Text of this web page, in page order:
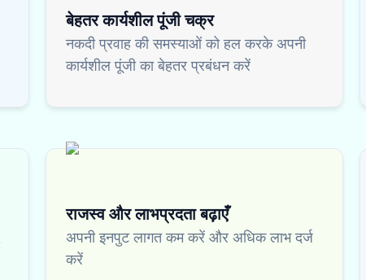
बेहतर कार्यशील पूंजी चक्र
नकदी प्रवाह की समस्याओं को हल करके अपनी
कार्यशील पूंजी का बेहतर प्रबंधन करें
राजस्व और लाभप्रदता बढ़ाएँ
अपनी इनपुट लागत कम करें और अधिक लाभ दर्ज
करें